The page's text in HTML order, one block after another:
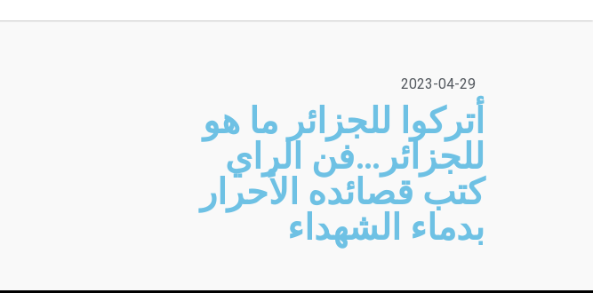
2023-04-29
أتركوا للجزائر ما هو
للجزائر…فن الراي
كتب قصائده الأحرار
بدماء الشهداء